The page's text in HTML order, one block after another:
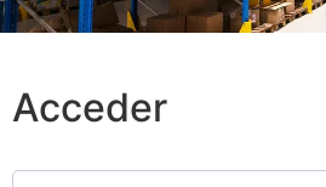
Acceder